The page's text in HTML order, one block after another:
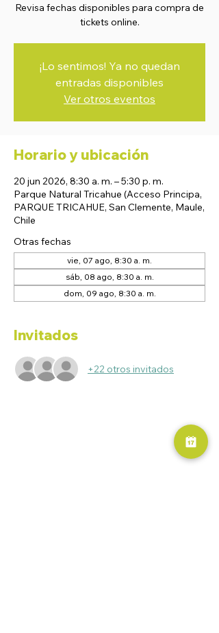
Revisa fechas disponibles para compra de
tickets online.
¡Lo sentimos! Ya no quedan
entradas disponibles
Ver otros eventos
Horario y ubicación
20 jun 2026, 8:30 a. m. – 5:30 p. m.
Parque Natural Tricahue (Acceso Principa,
PARQUE TRICAHUE, San Clemente, Maule,
Chile
Otras fechas
vie, 07 ago, 8:30 a. m.
sáb, 08 ago, 8:30 a. m.
dom, 09 ago, 8:30 a. m.
Invitados
+22 otros invitados